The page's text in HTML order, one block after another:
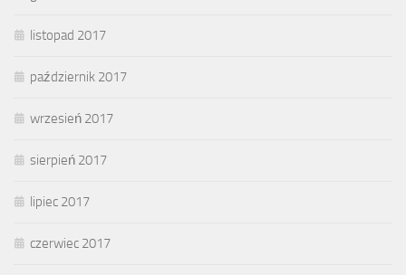
listopad 2017
październik 2017
wrzesień 2017
sierpień 2017
lipiec 2017
czerwiec 2017